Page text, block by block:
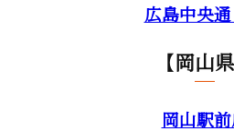
広島中央
【岡山県
岡山駅